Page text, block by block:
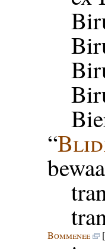
“
Bommenee [